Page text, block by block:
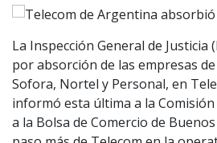
La Inspección General de Justicia
por absorción de las empresas
Sofora, Nortel y Personal, en
informó esta última a la
a la Bolsa de Comercio de
CHILE